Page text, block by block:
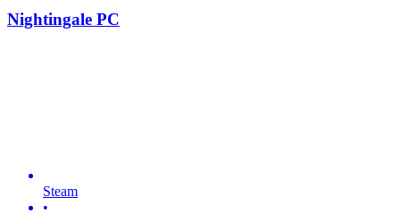
Nightingale PC
Steam
•